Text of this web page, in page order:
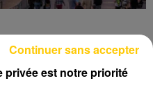
privée est notre priorité
Continuer sans accepter